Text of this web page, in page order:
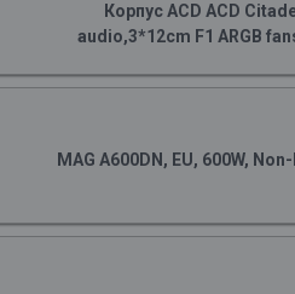
Корпус ACD ACD
audio,3*12cm F1 ARGB
MAG A600DN, EU, 600W,